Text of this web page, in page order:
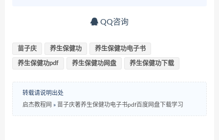
QQ咨询
苗子庆 养生保健功 养生保健功电子书
养生保健功pdf 养生保健功网盘 养生保健功下载
转载请说明出处
启杰教程网 » 苗子庆著养生保健功电子书pdf百度网盘下载学习